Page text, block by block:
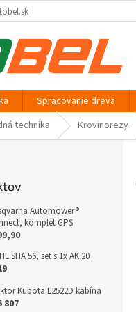
Spracovanie dreva
technika Krovinorezy
Automower®
komplet GPS
SHA 56, set s 1x AK 20
Kubota L2522D kabína
807